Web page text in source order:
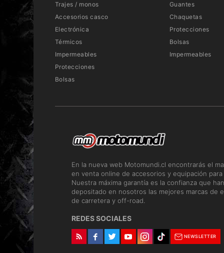
Trajes / monos
Accesorios casco
Electrónica
Térmicos
Impermeables
Protecciones
Bolsas
Guantes
Chaquetas
Protecciones
Bolsas
Impermeables
En la nueva web Motomundi.cl encontrarás el
en venta online de accesorios y equipación para
Nuestra máxima garantía es la confianza que han
depositado en nosotros las mejores marcas de
de carretera y off-road.
REDES SOCIALES
NEWSLETTER